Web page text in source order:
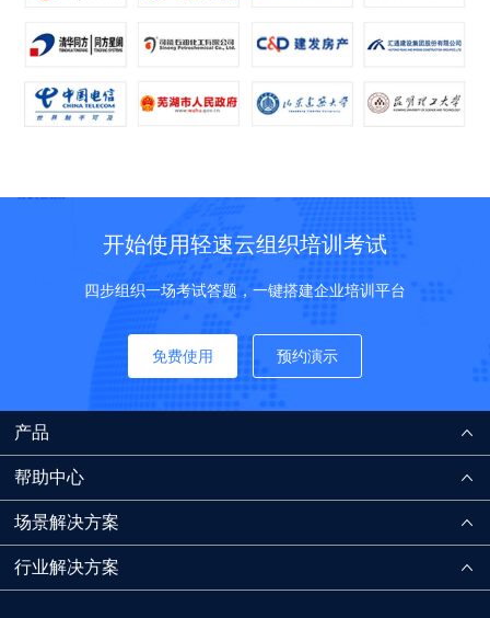
开始使用轻速云组织培训考试
四步组织一场考试答题，一键搭建企业培训平台
免费使用 预约演示
产品
帮助中心
场景解决方案
行业解决方案